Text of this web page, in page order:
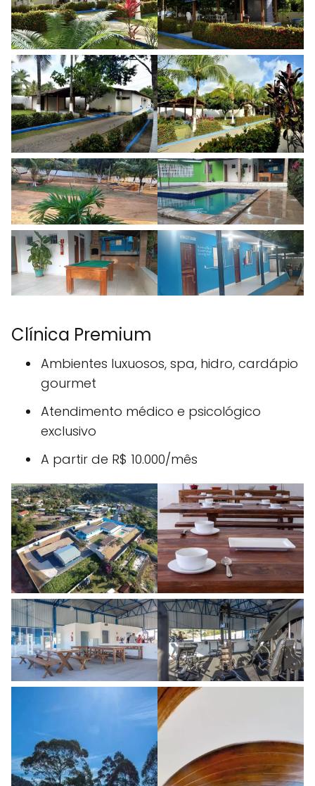
Clínica Premium
Ambientes luxuosos, spa, hidro, cardápio
gourmet
Atendimento médico e psicológico
exclusivo
A partir de R$ 10.000/mês